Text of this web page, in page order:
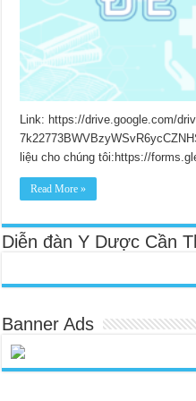
Link: https://drive.google.com/
liệu cho chúng tôi:https://
Read More »
Diễn đàn Y Dược Cần
Banner Ads